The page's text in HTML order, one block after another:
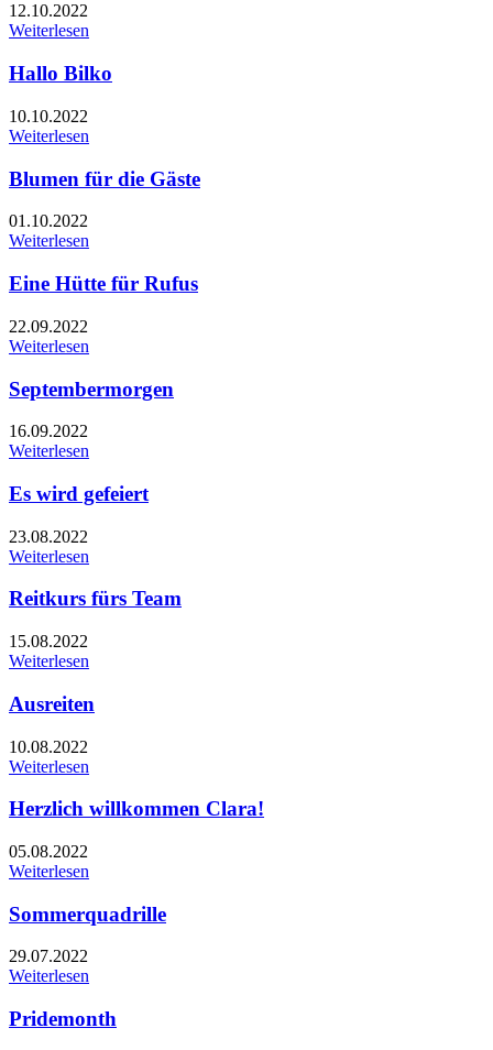
12.10.2022
Weiterlesen
Hallo Bilko
10.10.2022
Weiterlesen
Blumen für die Gäste
01.10.2022
Weiterlesen
Eine Hütte für Rufus
22.09.2022
Weiterlesen
Septembermorgen
16.09.2022
Weiterlesen
Es wird gefeiert
23.08.2022
Weiterlesen
Reitkurs fürs Team
15.08.2022
Weiterlesen
Ausreiten
10.08.2022
Weiterlesen
Herzlich willkommen Clara!
05.08.2022
Weiterlesen
Sommerquadrille
29.07.2022
Weiterlesen
Pridemonth